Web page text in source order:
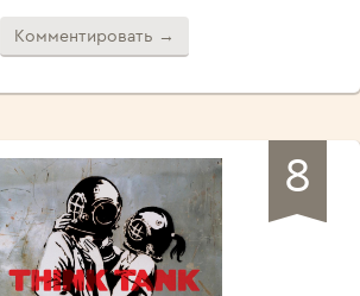
Комментировать →
8